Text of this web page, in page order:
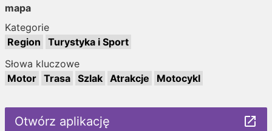
mapa
Kategorie
Region
Turystyka i Sport
Słowa kluczowe
Motor Trasa Szlak Atrakcje Motocykl
Otwórz aplikację launch